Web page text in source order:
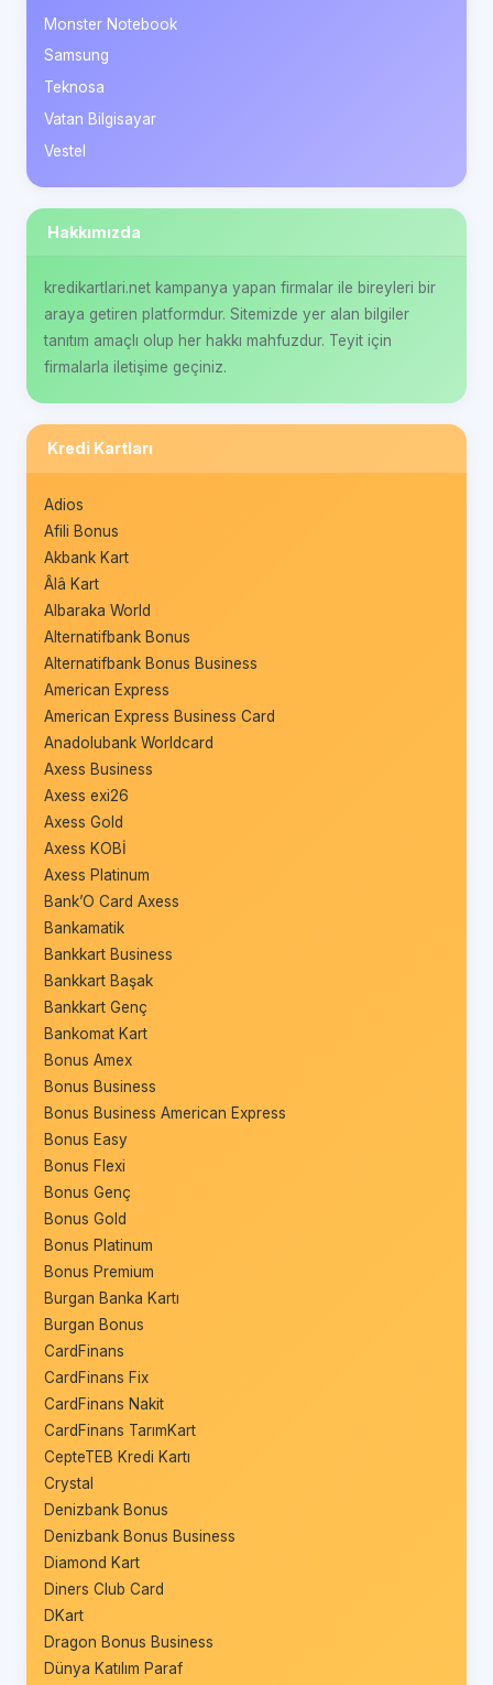
Monster Notebook
Samsung
Teknosa
Vatan Bilgisayar
Vestel
Hakkımızda
kredikartlari.net kampanya yapan firmalar ile bireyleri bir
araya getiren platformdur. Sitemizde yer alan bilgiler
tanıtım amaçlı olup her hakkı mahfuzdur. Teyit için
firmalarla iletişime geçiniz.
Kredi Kartları
Adios
Afili Bonus
Akbank Kart
Âlâ Kart
Albaraka World
Alternatifbank Bonus
Alternatifbank Bonus Business
American Express
American Express Business Card
Anadolubank Worldcard
Axess Business
Axess exi26
Axess Gold
Axess KOBİ
Axess Platinum
Bank’O Card Axess
Bankamatik
Bankkart Business
Bankkart Başak
Bankkart Genç
Bankomat Kart
Bonus Amex
Bonus Business
Bonus Business American Express
Bonus Easy
Bonus Flexi
Bonus Genç
Bonus Gold
Bonus Platinum
Bonus Premium
Burgan Banka Kartı
Burgan Bonus
CardFinans
CardFinans Fix
CardFinans Nakit
CardFinans TarımKart
CepteTEB Kredi Kartı
Crystal
Denizbank Bonus
Denizbank Bonus Business
Diamond Kart
Diners Club Card
DKart
Dragon Bonus Business
Dünya Katılım Paraf